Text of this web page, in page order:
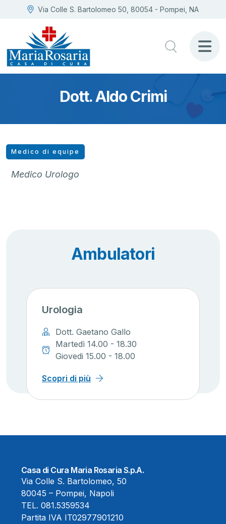
Via Colle S. Bartolomeo 50, 80054 - Pompei, NA
Dott. Aldo Crimi
Medico di equipe
Medico Urologo
Ambulatori
Urologia
Dott. Gaetano Gallo
Martedì 14.00 - 18.30
Giovedi 15.00 - 18.00
Scopri di più
Casa di Cura Maria Rosaria S.p.A.
Via Colle S. Bartolomeo, 50
80045 – Pompei, Napoli
TEL. 081.5359534
Partita IVA IT02977901210